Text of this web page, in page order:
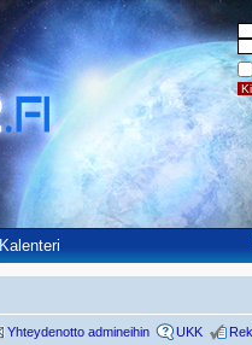
Kalenteri
Yhteydenotto admineihin UKK